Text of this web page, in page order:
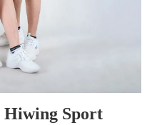
Hiwing Sport